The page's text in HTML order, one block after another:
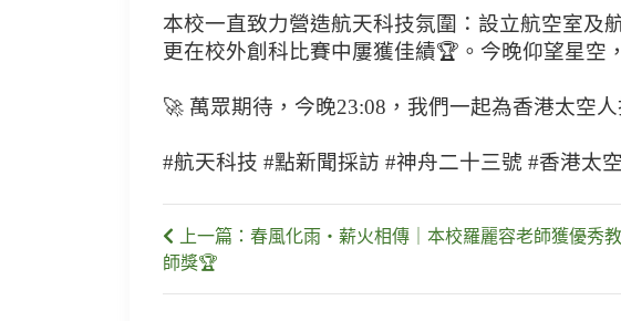
本校一直致力營造航天科技氛圍：設立航空室及
更在校外創科比賽中屢獲佳績🏆。今晚仰望星空
🚀 萬眾期待，今晚23:08，我們一起為香港太空
#航天科技 #點新聞採訪 #神舟二十三號 #香港太
上一篇：春風化雨・薪火相傳｜本校羅麗容老師獲優秀
師獎🏆